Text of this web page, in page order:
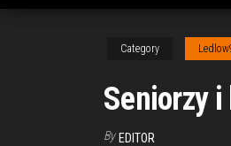
Category
Seniorzy
By EDITOR